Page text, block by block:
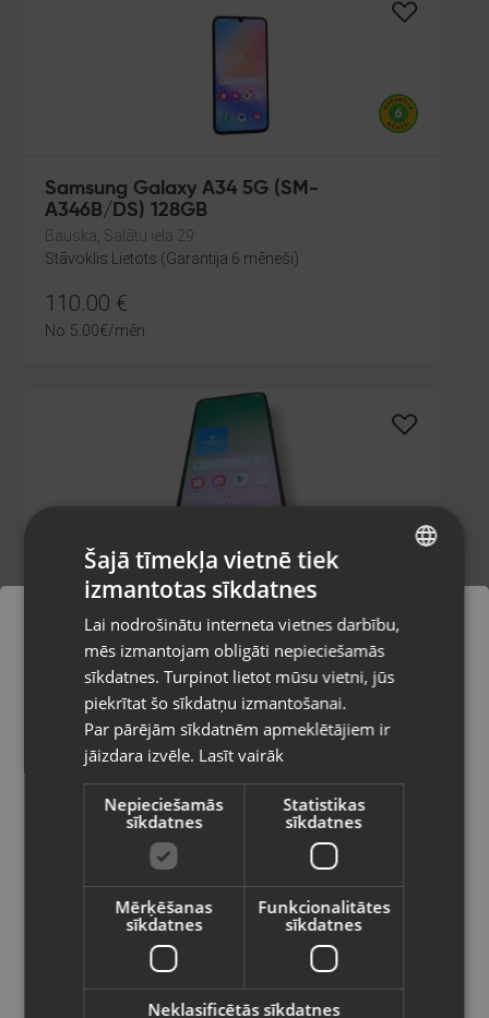
Samsung Galaxy A34 5G (SM-
A346B/DS) 128GB
Bauska, Salātu iela 29
Stāvoklis Lietots (Garantija 6 mēneši)
110.00 €
No 5.00€/mēn.
Samsung Galaxy A56 5G (SM-A566B)
128GB 8GB RAM
Valmiera, Rīgas iela 23
Stāvoklis Mazlietots (Garantija 12 mēneši)
220.00€
€ /mēn.
Samsung Galaxy A14 64GB 4GB RAM
Pasūtījumi tiks piegādāti uz
izvēlēto valsti
Vietnes saturs būs attēlots izvēlētajā
valodā
Valsts
Latviešu / Latvian
RUSSIAN
Šajā tīmekļa vietnē tiek
izmantotas sīkdatnes
Lai nodrošinātu interneta vietnes darbību,
mēs izmantojam obligāti nepieciešamās
sīkdatnes. Turpinot lietot mūsu vietni, jūs
piekrītat šo sīkdatņu izmantošanai.
Par pārējām sīkdatnēm apmeklētājiem ir
jāizdara izvēle. Lasīt vairāk
Nepieciešamās
sīkdatnes
Statistikas
sīkdatnes
Mērķēšanas
sīkdatnes
Funkcionalitātes
sīkdatnes
Neklasificētās sīkdatnes